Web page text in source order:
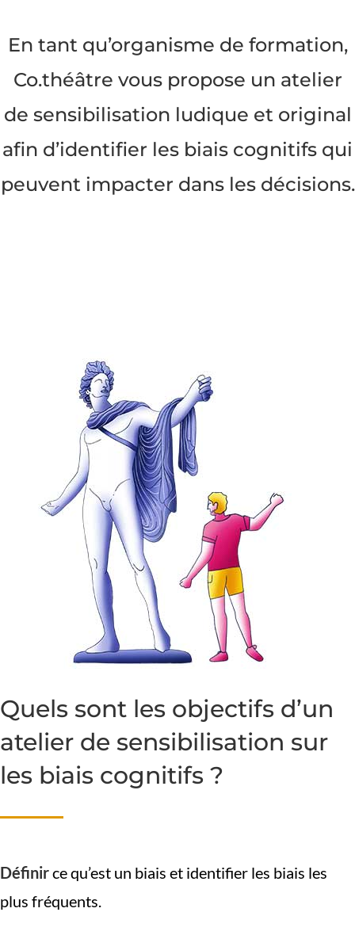
En tant qu’organisme de formation,
Co.théâtre vous propose un atelier
de sensibilisation ludique et original
afin d’identifier les biais cognitifs qui
peuvent impacter dans les décisions.
Quels sont les objectifs d’un
atelier de sensibilisation sur
les biais cognitifs ?
Définirce qu’est un biais et identifier les biais les
plus fréquents.